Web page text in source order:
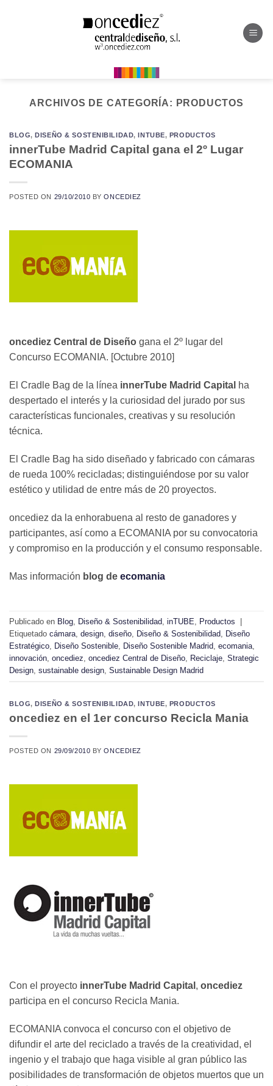
ARCHIVOS DE CATEGORÍA: PRODUCTOS
BLOG,DISEÑO & SOSTENIBILIDAD,INTUBE, PRODUCTOS
innerTube Madrid Capital gana el 2º Lugar
ECOMANIA
POSTED ON 29/10/2010 BYONCEDIEZ
oncediez Central de Diseño gana el 2º lugar del
Concurso ECOMANIA. [Octubre 2010]
El Cradle Bag de la línea innerTube Madrid Capital ha
despertado el interés y la curiosidad del jurado por sus
características funcionales, creativas y su resolución
técnica.
El Cradle Bag ha sido diseñado y fabricado con cámaras
de rueda 100% recicladas; distinguiéndose por su valor
estético y utilidad de entre más de 20 proyectos.
oncediez da la enhorabuena al resto de ganadores y
participantes, así como a ECOMANIA por su convocatoria
y compromiso en la producción y el consumo responsable.
Mas información blog de ecomania
Publicado en Blog Diseño & Sostenibilidad inTUBE Productos
Etiquetado cámara design diseño Diseño & Sostenibilidad
Diseño
Estratégico
Diseño Sostenible Diseño Sostenible Madrid ecomania
innovación oncediez oncediez Central de Diseño Reciclaje Strategic
Design sustainable design Sustainable Design Madrid
BLOG, DISEÑO & SOSTENIBILIDAD, INTUBE, PRODUCTOS
oncediez en el 1er concurso Recicla Mania
POSTED ON 29/09/2010 BYONCEDIEZ
Con el proyecto innerTube Madrid Capital , oncediez
participa en el concurso Recicla Mania.
ECOMANIA convoca el concurso con el objetivo de
difundir el arte del reciclado a través de la creatividad, el
ingenio y el trabajo que haga visible al gran público las
posibilidades de transformación de objetos muertos que un